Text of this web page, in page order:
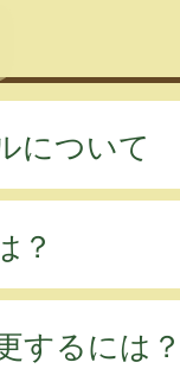
について
？
するには